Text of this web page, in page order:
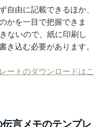
自由に記載できるほか、
かを一目で把握できま
ないので、紙に印刷し
き込む必要があります。
ートのダウンロードはこ
伝言メモのテンプレ